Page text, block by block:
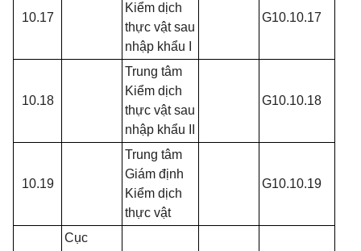
10.17
Kiểm dịch
thực vật sau
nhập khẩu I
G10.10.17
10.18
Trung tâm
Kiểm dịch
thực vật sau
nhập khẩu II
G10.10.18
10.19
Trung tâm
Giám định
Kiểm dịch
thực vật
G10.10.19
Cục